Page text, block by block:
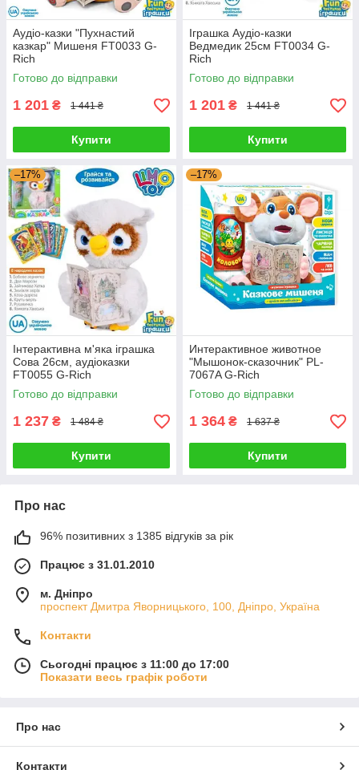
Аудіо-казки "Пухнастий
казкар" Мишеня FT0033 G-
Rich
Готово до відправки
1 201 ₴ 1 441 ₴
Купити
Іграшка Аудіо-казки
Ведмедик 25см FT0034 G-
Rich
Готово до відправки
1 201 ₴ 1 441 ₴
Купити
–17%
Інтерактивна м'яка іграшка
Сова 26см, аудіоказки
FT0055 G-Rich
Готово до відправки
1 237 ₴ 1 484 ₴
Купити
–17%
Интерактивное животное
"Мышонок-сказочник" PL-
7067A G-Rich
Готово до відправки
1 364 ₴ 1 637 ₴
Купити
Про нас
96% позитивних з 1385 відгуків за рік
Працює з 31.01.2010
м. Дніпро
проспект Дмитра Яворницького, 100, Дніпро, Україна
Контакти
Сьогодні працює з 11:00 до 17:00
Показати весь графік роботи
Про нас
Контакти